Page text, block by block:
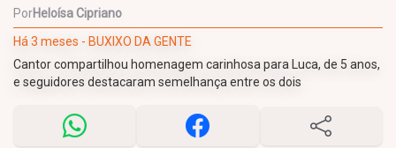
PorHeloísa Cipriano
Há 3 meses - BUXIXO DA GENTE
Cantor compartilhou homenagem carinhosa para Luca, de 5 anos,
e seguidores destacaram semelhança entre os dois